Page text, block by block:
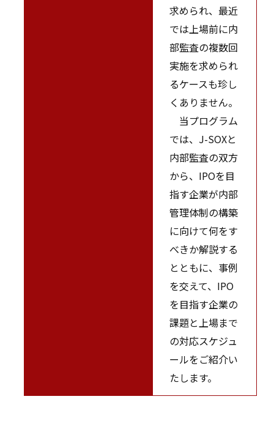
求められ、最近
では上場前に内
部監査の複数回
実施を求められ
るケースも珍し
くありません。
当プログラム
では、J-SOXと
内部監査の双方
から、IPOを目
指す企業が内部
管理体制の構築
に向けて何をす
べきか解説する
とともに、事例
を交えて、IPO
を目指す企業の
課題と上場まで
の対応スケジュ
ールをご紹介い
たします。